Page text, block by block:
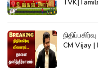
CM Vijay |